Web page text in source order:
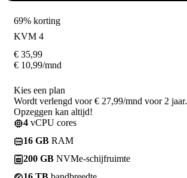
69% korting
KVM 4
€ 35,99
€ 10,99/mnd
Kies een plan
Wordt verlengd voor € 27,99/mnd voor 2 jaar.
Opzeggen kan altijd!
4 vCPU cores
16 GB RAM
200 GB NVMe-schijfruimte